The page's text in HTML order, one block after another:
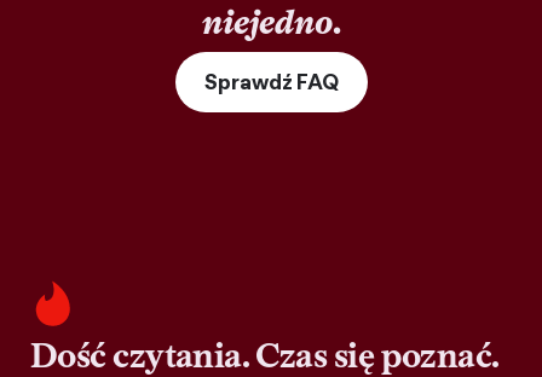
niejedno.
Sprawdź FAQ
Dość czytania. Czas się poznać.